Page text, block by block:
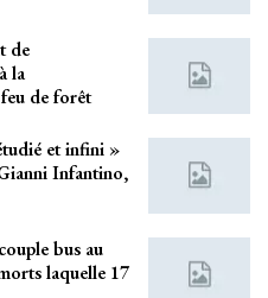
de
la
de forêt
et infini »
Infantino,
bus au
laquelle 17